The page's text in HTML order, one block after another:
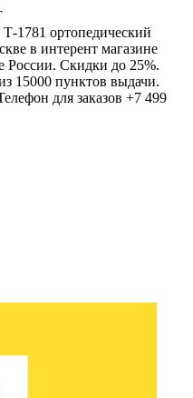
1781 ортопедический
в интерент магазине
России. Скидки до 25%.
15000 пунктов выдачи.
для заказов +7 499